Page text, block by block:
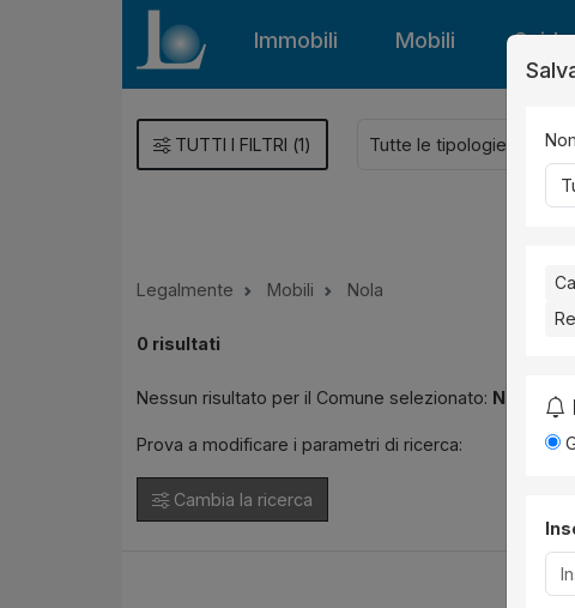
Immobili Mobili Guide
TUTTI I FILTRI (1)
Legalmente Mobili Nola
0 risultati
Nessun risultato per il Comune selezionato: Nola .
Prova a modificare i parametri di ricerca:
Cambia la ricerca